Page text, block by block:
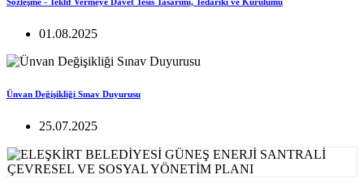
01.08.2025
Ünvan Değişikliği Sınav Duyurusu
25.07.2025